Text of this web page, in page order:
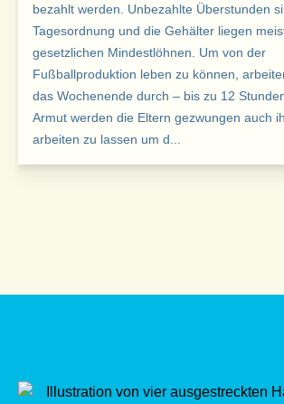
bezahlt werden. Unbezahlte Überstunden
Tagesordnung und die Gehälter liegen
gesetzlichen Mindestlöhnen. Um von der
Fußballproduktion leben zu können,
das Wochenende durch – bis zu 12
Armut werden die Eltern gezwungen auch
arbeiten zu lassen um d...